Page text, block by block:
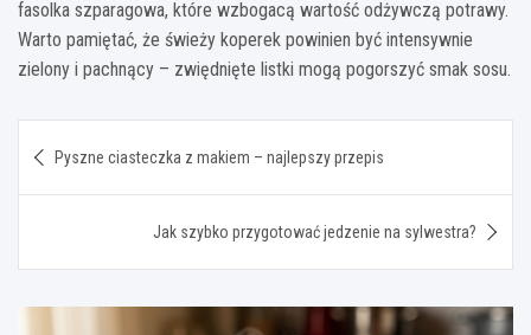
fasolka szparagowa, które wzbogacą wartość odżywczą potrawy.
Warto pamiętać, że świeży koperek powinien być intensywnie
zielony i pachnący – zwiędnięte listki mogą pogorszyć smak sosu.
wpisu
Pyszne ciasteczka z makiem – najlepszy przepis
Jak szybko przygotować jedzenie na sylwestra?